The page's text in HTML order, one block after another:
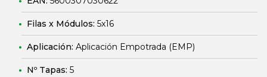
Filas x Módulos: 5x16
Aplicación: Aplicación Empotrada (EMP)
Nº Tapas: 5